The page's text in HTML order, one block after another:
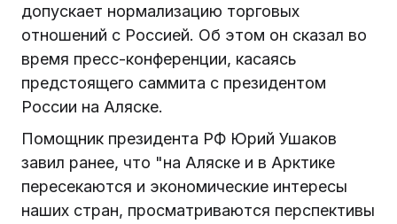
допускает нормализацию торговых
отношений с Россией. Об этом он сказал во
время пресс-конференции, касаясь
предстоящего саммита с президентом
России на Аляске.
Помощник президента РФ Юрий Ушаков
завил ранее, что "на Аляске и в Арктике
пересекаются и экономические интересы
наших стран, просматриваются перспективы